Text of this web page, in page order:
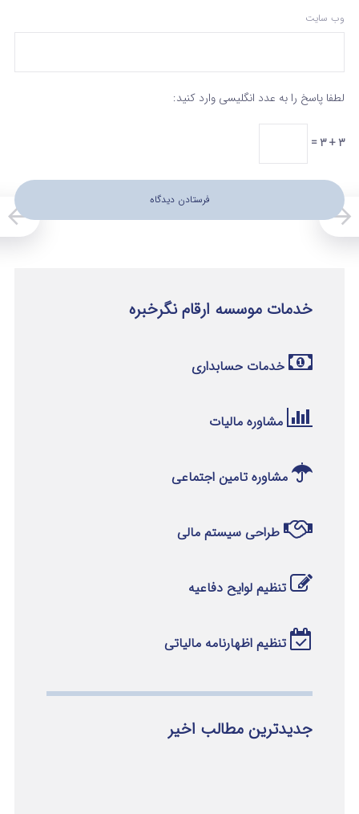
وب‌ سایت
لطفا پاسخ را به عدد انگلیسی وارد کنید:
3 + 3 =
خدمات موسسه ارقام نگرخبره
خدمات حسابداری
مشاوره مالیات
مشاوره تامین اجتماعی
طراحی سیستم مالی
تنظیم لوایح دفاعیه
تنظیم اظهارنامه مالیاتی
جدیدترین مطالب اخیر